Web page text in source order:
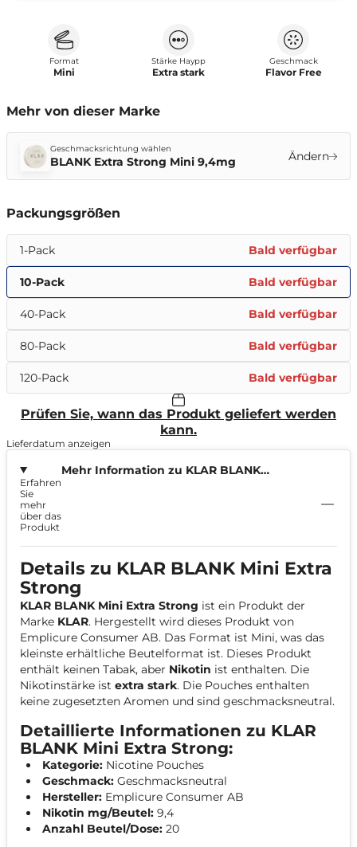
Format
Mini
Stärke Haypp
Extra stark
Geschmack
Flavor Free
Mehr von dieser Marke
Geschmacksrichtung wählen
BLANK Extra Strong Mini 9,4mg Ändern
Packungsgrößen
1-Pack Bald verfügbar
10-Pack Bald verfügbar
40-Pack Bald verfügbar
80-Pack Bald verfügbar
120-Pack Bald verfügbar
Prüfen Sie, wann das Produkt geliefert werden
kann.
Lieferdatum anzeigen
Mehr Information zu KLAR BLANK
Erfahren
Sie
mehr
über das
Produkt
Details zu KLAR BLANK Mini Extra
Strong
KLAR BLANK Mini Extra Strong ist ein Produkt der
Marke KLAR. Hergestellt wird dieses Produkt von
Emplicure Consumer AB. Das Format ist Mini, was das
kleinste erhältliche Beutelformat ist. Dieses Produkt
enthält keinen Tabak, aber Nikotin ist enthalten. Die
Nikotinstärke ist extra stark. Die Pouches enthalten
keine zugesetzten Aromen und sind geschmacksneutral.
Detaillierte Informationen zu KLAR
BLANK Mini Extra Strong:
Kategorie: Nicotine Pouches
Geschmack: Geschmacksneutral
Hersteller: Emplicure Consumer AB
Nikotin mg/Beutel: 9,4
Anzahl Beutel/Dose: 20